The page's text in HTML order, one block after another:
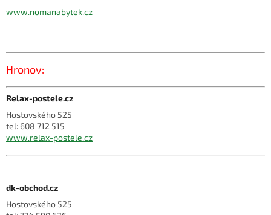
www.nomanabytek.cz
Hronov:
Relax-postele.cz
Hostovského 525
tel: 608 712 515
www.relax-postele.cz
dk-obchod.cz
Hostovského 525